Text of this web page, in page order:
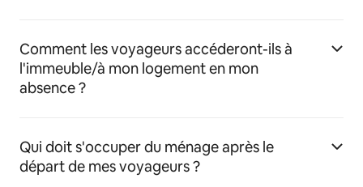
Comment les voyageurs accéderont-ils à
l'immeuble/à mon logement en mon
absence ?
Qui doit s'occuper du ménage après le
départ de mes voyageurs ?